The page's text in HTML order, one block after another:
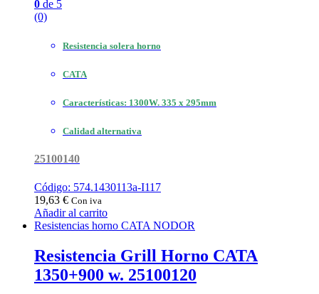
0 de 5
(0)
Resistencia solera horno
CATA
Características: 1300W. 335 x 295mm
Calidad alternativa
25100140
Código: 574.1430113a-I117
19,63 € Con iva
Añadir al carrito
Resistencias horno CATA NODOR
Resistencia Grill Horno CATA
1350+900 w. 25100120